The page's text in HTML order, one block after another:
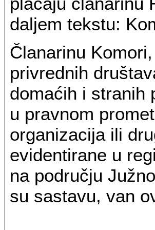
daljem tekstu:
Članarinu
privrednih
domaćih i stranih
u pravnom
organizacija ili
evidentirane u
na području
su sastavu, van